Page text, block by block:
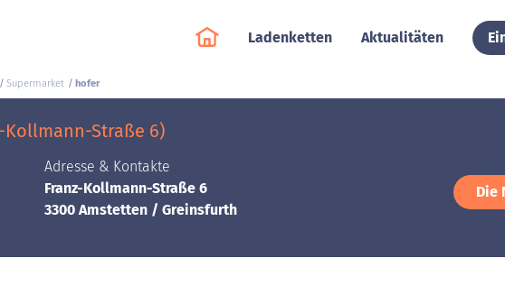
Ladenketten Aktualitäten
Supermarket hofer
Straße 6)
Adresse & Kontakte
Franz-Kollmann-Straße 6
3300 Amstetten / Greinsfurth
Die